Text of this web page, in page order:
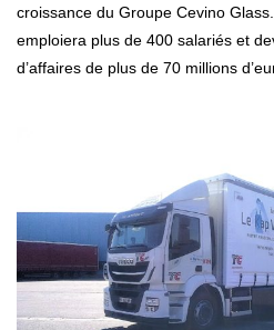
croissance du Groupe Cevino
emploiera plus de 400 salariés et
d’affaires de plus de 70 millions